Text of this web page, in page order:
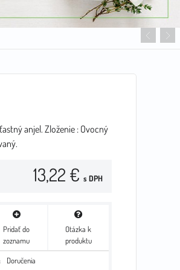
anjel. Zloženie : Ovocný
13,22 € s DPH
Pridať do
zoznamu
Otázka k
produktu
Doručenia